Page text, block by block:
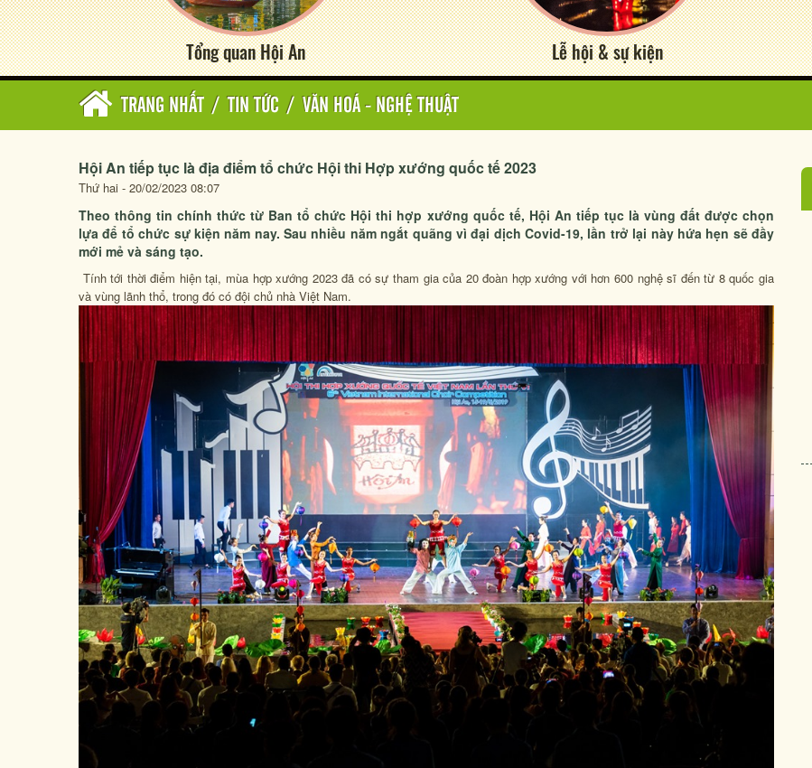
Tổng quan Hội An Lễ hội & sự kiện
TRANG NHẤT / TIN TỨC / VĂN HOÁ - NGHỆ THUẬT
Hội An tiếp tục là địa điểm tổ chức Hội thi Hợp xướng quốc tế 2023
Thứ hai - 20/02/2023 08:07
Theo thông tin chính thức từ Ban tổ chức Hội thi hợp xướng quốc tế, Hội An tiếp tục là vùng đất được chọn
lựa để tổ chức sự kiện năm nay. Sau nhiều năm ngắt quãng vì đại dịch Covid-19, lần trở lại này hứa hẹn sẽ đầy
mới mẻ và sáng tạo.
Tính tới thời điểm hiện tại, mùa hợp xướng 2023 đã có sự tham gia của 20 đoàn hợp xướng với hơn 600 nghệ sĩ đến từ 8 quốc gia
và vùng lãnh thổ, trong đó có đội chủ nhà Việt Nam.